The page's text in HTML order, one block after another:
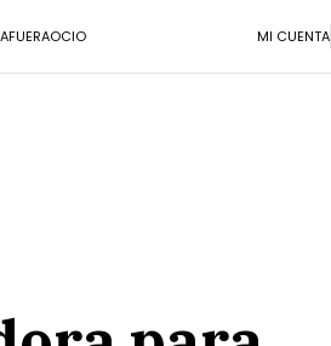
AFUERAOCIO MI CUENTA